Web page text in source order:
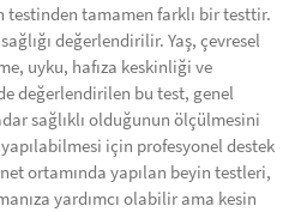
testinden tamamen farklı bir testtir.
değerlendirilir. Yaş, çevresel
uyku, hafıza keskinliği ve
değerlendirilen bu test, genel
sağlıklı olduğunun ölçülmesini
için profesyonel destek
ortamında yapılan beyin testleri,
yardımcı olabilir ama kesin